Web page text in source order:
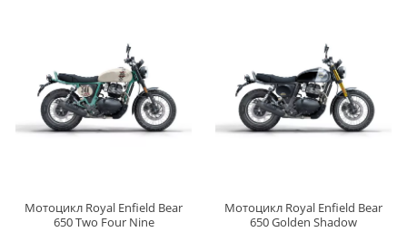
Мотоцикл Royal Enfield Bear
650 Two Four Nine
Мотоцикл Royal Enfield Bear
650 Golden Shadow